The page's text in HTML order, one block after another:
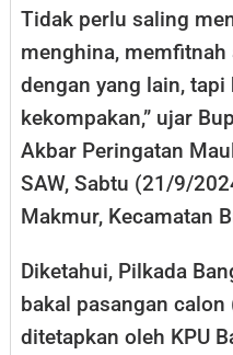
Tidak perlu saling
menghina,
dengan yang lain,
kekompakan,” ujar
Akbar Peringatan
SAW, Sabtu (21/9/
Makmur, Kecamatan
Diketahui, Pilkada
bakal pasangan
ditetapkan oleh KPU